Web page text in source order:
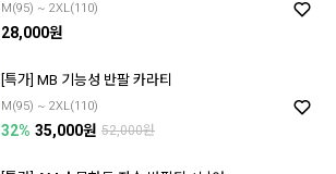
M(95) ~ 2XL(110)
28,000원
[특가] MB 기능성 반팔 카라티
M(95) ~ 2XL(110)
32% 35,000원 52,000원